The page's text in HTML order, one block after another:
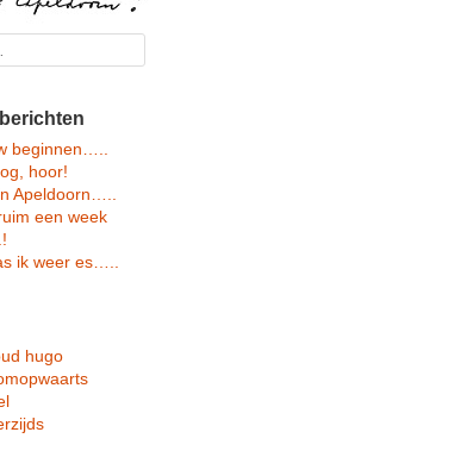
beginnen…..
hoor!
Apeldoorn…..
een week
ik weer es…..
hugo